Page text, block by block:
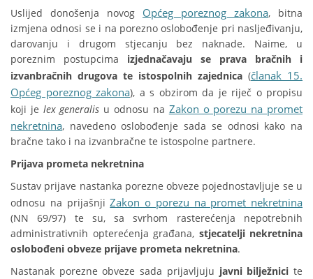
Uslijed donošenja novog Općeg poreznog zakona, bitna
izmjena odnosi se i na porezno oslobođenje pri nasljeđivanju,
darovanju i drugom stjecanju bez naknade. Naime, u
poreznim postupcima izjednačavaju se prava bračnih i
izvanbračnih drugova te istospolnih zajednica (članak 15.
Općeg poreznog zakona), a s obzirom da je riječ o propisu
koji je lex generalis u odnosu na Zakon o porezu na promet
nekretnina, navedeno oslobođenje sada se odnosi kako na
bračne tako i na izvanbračne te istospolne partnere.
Prijava prometa nekretnina
Sustav prijave nastanka porezne obveze pojednostavljuje se u
odnosu na prijašnjiZakon o porezu na promet nekretnina
(NN 69/97) te su, sa svrhom rasterećenja nepotrebnih
administrativnih opterećenja građana, stjecatelji nekretnina
oslobođeni obveze prijave prometa nekretnina.
Nastanak porezne obveze sada prijavljuju javni bilježnici te